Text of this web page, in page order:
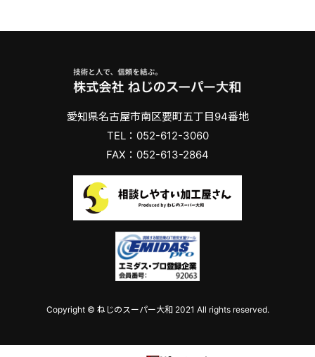
愛知県名古屋市南区要町五丁目94番地
TEL：052-612-3060
FAX：052-613-2864
Copyright © ねじのスーパー大和 2021 All rights reserved.